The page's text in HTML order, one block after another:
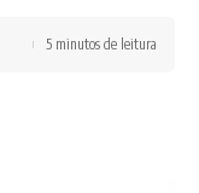
5 minutos de leitura